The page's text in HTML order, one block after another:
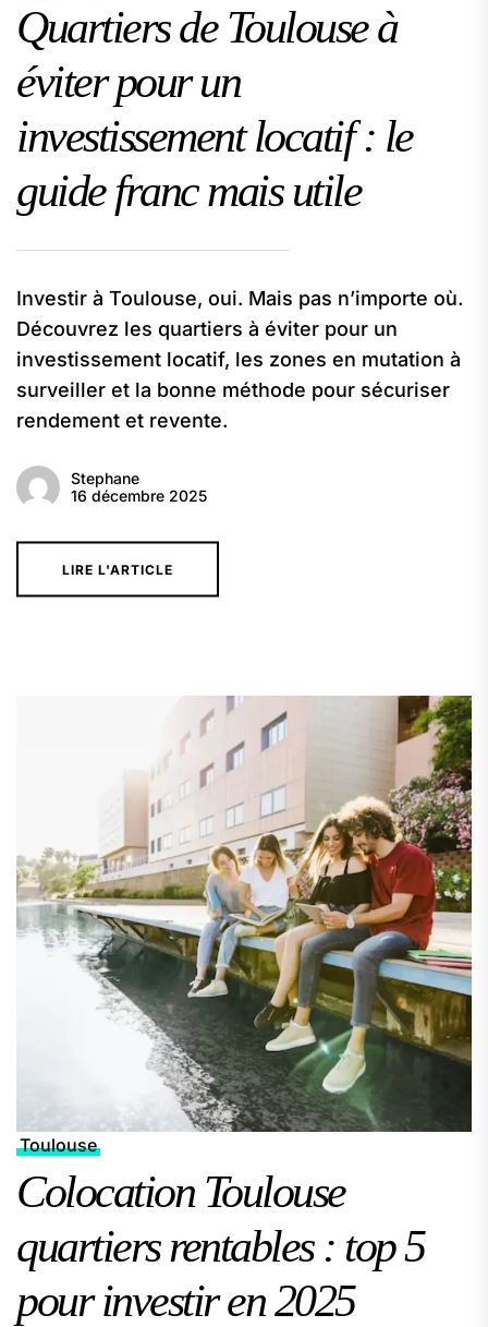
Quartiers de Toulouse à
éviter pour un
investissement locatif : le
guide franc mais utile
Investir à Toulouse, oui. Mais pas n’importe où.
Découvrez les quartiers à éviter pour un
investissement locatif, les zones en mutation à
surveiller et la bonne méthode pour sécuriser
rendement et revente.
Stephane
16 décembre 2025
LIRE L'ARTICLE
Toulouse
Colocation Toulouse
quartiers rentables : top 5
pour investir en 2025